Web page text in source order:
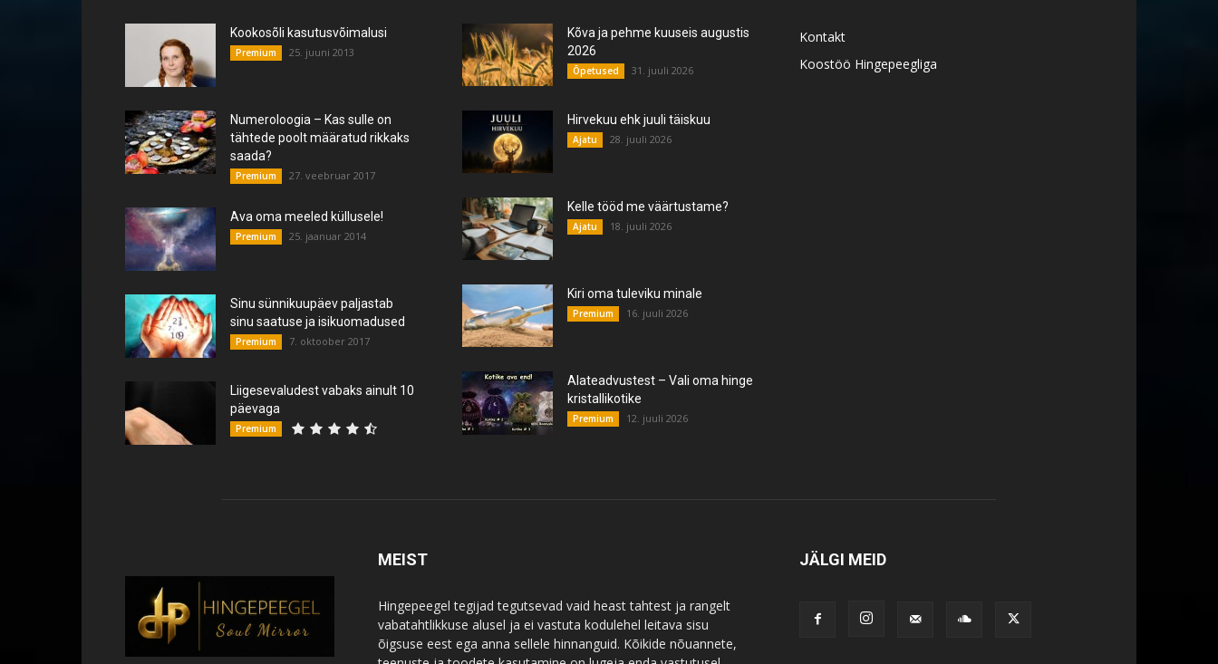
Kookosõli kasutusvõimalusi
Premium 25. juuni 2013
Numeroloogia – Kas sulle on
tähtede poolt määratud rikkaks
saada?
Premium 27. veebruar 2017
Ava oma meeled küllusele!
Premium 25. jaanuar 2014
Sinu sünnikuupäev paljastab
sinu saatuse ja isikuomadused
Premium 7. oktoober 2017
Liigesevaludest vabaks ainult 10
päevaga
Premium
Kõva ja pehme kuuseis augustis
2026
Õpetused 31. juuli 2026
Hirvekuu ehk juuli täiskuu
Ajatu 28. juuli 2026
Kelle tööd me väärtustame?
Ajatu 18. juuli 2026
Kiri oma tuleviku minale
Premium 16. juuli 2026
Alateadvustest – Vali oma hinge
kristallikotike
Premium 12. juuli 2026
Kontakt
Koostöö Hingepeegliga
MEIST
Hingepeegel tegijad tegutsevad vaid heast tahtest ja rangelt
vabatahtlikkuse alusel ja ei vastuta kodulehel leitava sisu
õigsuse eest ega anna sellele hinnanguid. Kõikide nõuannete,
JÄLGI MEID